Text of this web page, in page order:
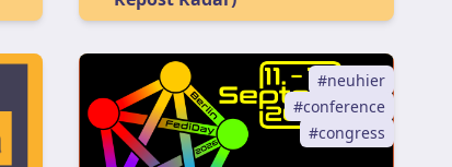
neuhier
conference
congress